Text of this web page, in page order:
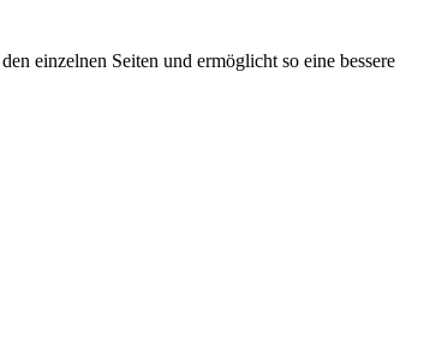
einzelnen Seiten und ermöglicht so eine bessere